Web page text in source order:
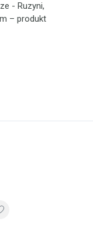
- Ruzyni,
– produkt